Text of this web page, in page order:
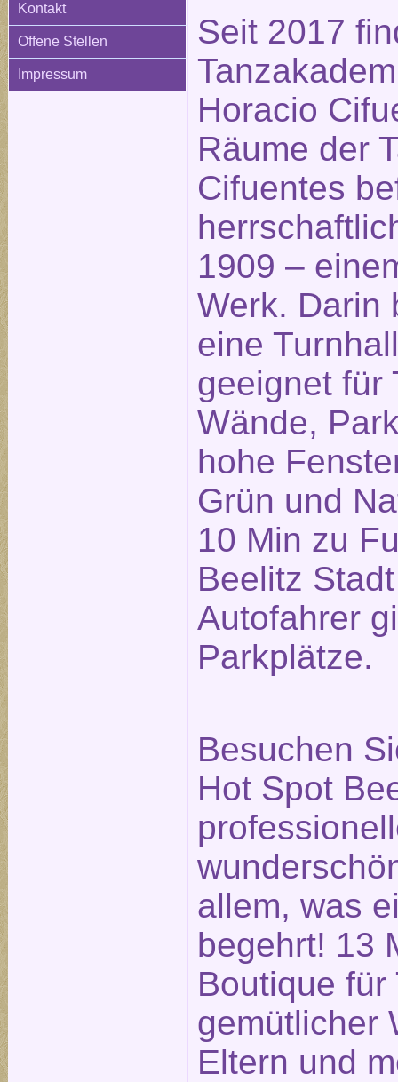
Kontakt
Offene Stellen
Impressum
Seit 2017
Horacio
Räume der
Cifuentes
1909 –
Werk. Darin
eine
geeignet für
Wände,
hohe
Grün und
10 Min zu
Beelitz
Autofahrer
Parkplätze.
Besuchen
Hot Spot
allem, was
begehrt! 13
Boutique für
gemütlicher
Eltern und